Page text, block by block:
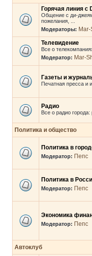
Горячая линия с
Общение с ди-
пожелания, ...
Модераторы: Mar-
Телевидение
Все о
Модератор: Mar-
Газеты и
Печатная пресса и
Радио
Все о радио города:
Политика и общество
Политика в
Модератор: Пепс
Политика в
Модератор: Пепс
Экономика
Модератор: Пепс
Автоклуб